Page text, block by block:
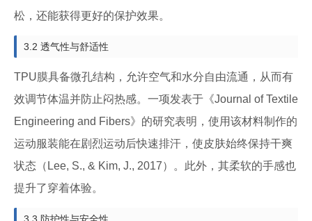
松，还能获得更好的保护效果。
3.2 透气性与舒适性
TPU膜具备微孔结构，允许空气和水分自由流通，从而有
效调节体温并防止闷热感。一项发表于《Journal of Textile
Engineering and Fibers》的研究表明，使用该材料制作的
运动服装能在剧烈运动后快速排汗，使皮肤始终保持干爽
状态（Lee, S., & Kim, J., 2017）。此外，其柔软的手感也
提升了穿着体验。